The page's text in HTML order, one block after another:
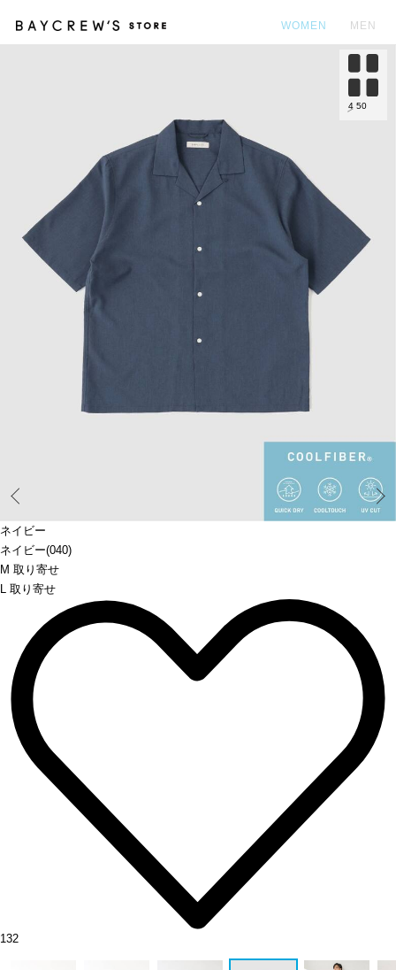
WOMEN MEN
ネイビー
ネイビー(040)
M 取り寄せ
L 取り寄せ
4 50
132